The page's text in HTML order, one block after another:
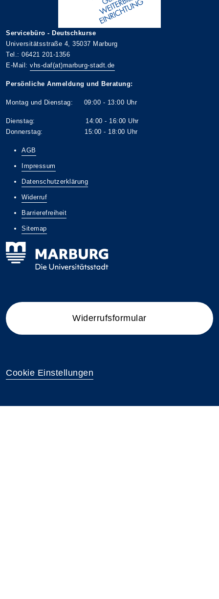
Servicebüro - Deutschkurse
Universitätsstraße 4, 35037 Marburg
Tel.: 06421 201-1356
E-Mail: vhs-daf(at)marburg-stadt.de
Persönliche Anmeldung und Beratung:
Montag und Dienstag: 09:00 - 13:00 Uhr
Dienstag: 14:00 - 16:00 Uhr
Donnerstag: 15:00 - 18:00 Uhr
AGB
Impressum
Datenschutzerklärung
Widerruf
Barrierefreiheit
Sitemap
Widerrufsformular
Cookie Einstellungen